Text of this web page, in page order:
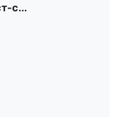
с...